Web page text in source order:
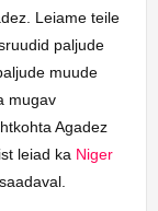
Leiame teile
paljude
muude
mugav
Agadez
leiad ka Niger